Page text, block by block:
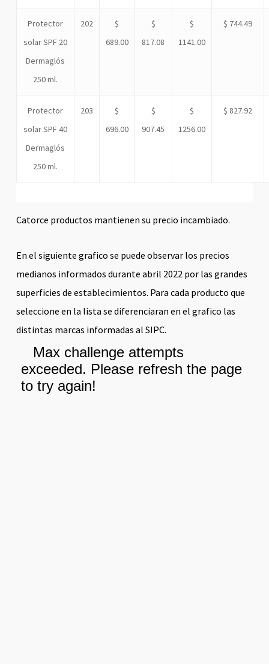
Protector
solar SPF 20
Dermaglós
250 ml.
202
$
689.00
$
817.08
$
1141.00
$ 744.49
Protector
solar SPF 40
Dermaglós
250 ml.
203
$
696.00
$
907.45
$
1256.00
$ 827.92
Catorce productos mantienen su precio incambiado.
En el siguiente grafico se puede observar los precios
medianos informados durante abril 2022 por las grandes
superficies de establecimientos. Para cada producto que
seleccione en la lista se diferenciaran en el grafico las
distintas marcas informadas al SIPC.